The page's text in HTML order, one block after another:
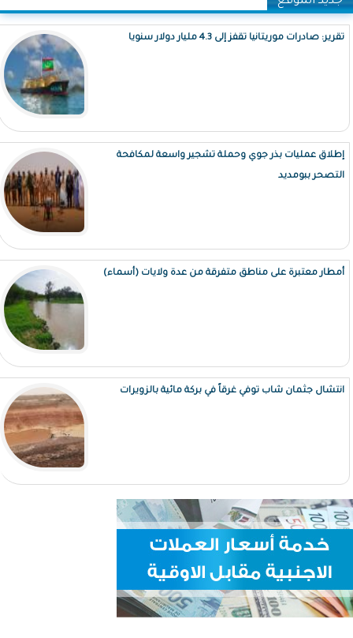
تقرير: صادرات موريتانيا تقفز إلى 4.3 مليار دولار سنويا
إطلاق عمليات بذر جوي وحملة تشجير واسعة لمكافحة
التصحر ببومديد
أمطار معتبرة على مناطق متفرقة من عدة ولايات (أسماء)
انتشال جثمان شاب توفي غرقاً في بركة مائية بالزويرات